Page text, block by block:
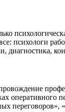
психологи
диагностика,
оперативного